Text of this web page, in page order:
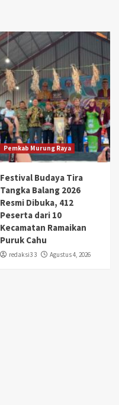
Pemkab Murung Raya
Festival Budaya Tira
Tangka Balang 2026
Resmi Dibuka, 412
Peserta dari 10
Kecamatan Ramaikan
Puruk Cahu
redaksi3 3 Agustus 4, 2026